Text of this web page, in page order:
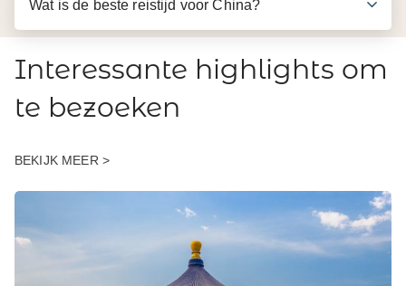
Wat is de beste reistijd voor China?
Interessante highlights om
te bezoeken
BEKIJK MEER >